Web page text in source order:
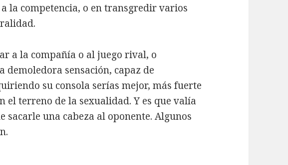
la competencia, o en transgredir varios
a la compañía o al juego rival, o
demoledora sensación, capaz de
su consola serías mejor, más fuerte
el terreno de la sexualidad. Y es que valía
sacarle una cabeza al oponente. Algunos